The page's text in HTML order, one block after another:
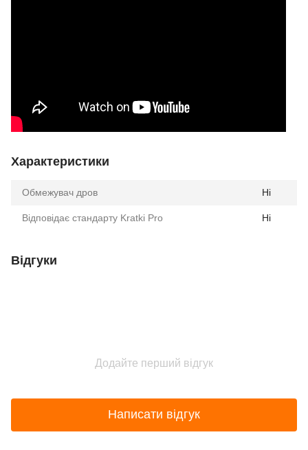
Характеристики
Обмежувач дров Ні
Відповідає стандарту Kratki Pro Ні
Відгуки
Додайте перший відгук
Написати відгук